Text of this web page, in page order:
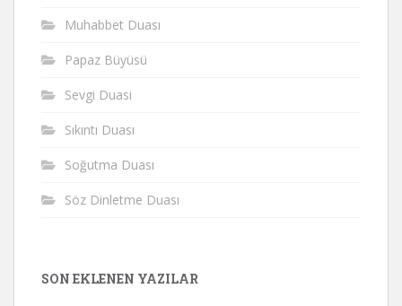
Muhabbet Duası
Papaz Büyüsü
Sevgi Duasi
Sıkıntı Duası
Soğutma Duası
Söz Dinletme Duası
SON EKLENEN YAZILAR